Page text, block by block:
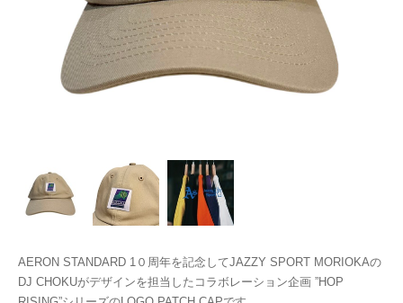
AERON STANDARD 1０周年を記念してJAZZY SPORT MORIOKAの
DJ CHOKUがデザインを担当したコラボレーション企画 ”HOP